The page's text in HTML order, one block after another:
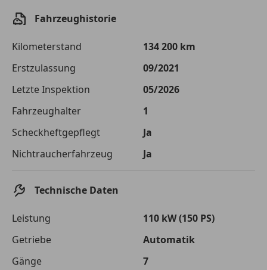
Einberechnete Gebühren
Effektivzinsatz
7,50 %
Sollzinssatz
7,25 %
Monatliche Rate € 293,50
von der von Ihnen gewählten Bank. Rückzahlungszeitraum 1-10
Jetzt berechnen
Fahrzeughistorie
Kilometerstand
134 200 km
Erstzulassung
09/2021
Letzte Inspektion
05/2026
Fahrzeughalter
1
Scheckheftgepflegt
Ja
Nichtraucherfahrzeug
Ja
Technische Daten
Leistung
110 kW (150 PS)
Getriebe
Automatik
Gänge
7